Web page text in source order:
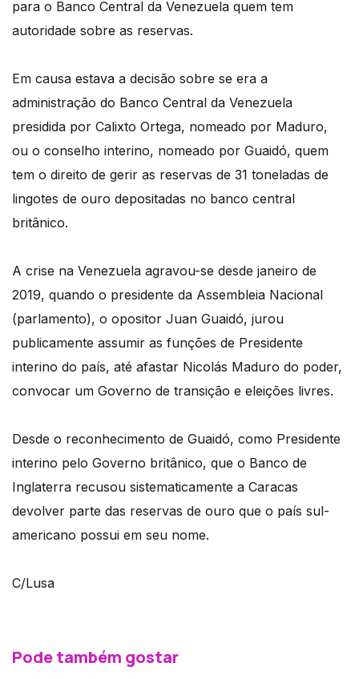
para o Banco Central da Venezuela quem tem
autoridade sobre as reservas.
Em causa estava a decisão sobre se era a
administração do Banco Central da Venezuela
presidida por Calixto Ortega, nomeado por Maduro,
ou o conselho interino, nomeado por Guaidó, quem
tem o direito de gerir as reservas de 31 toneladas de
lingotes de ouro depositadas no banco central
britânico.
A crise na Venezuela agravou-se desde janeiro de
2019, quando o presidente da Assembleia Nacional
(parlamento), o opositor Juan Guaidó, jurou
publicamente assumir as funções de Presidente
interino do país, até afastar Nicolás Maduro do poder,
convocar um Governo de transição e eleições livres.
Desde o reconhecimento de Guaidó, como Presidente
interino pelo Governo britânico, que o Banco de
Inglaterra recusou sistematicamente a Caracas
devolver parte das reservas de ouro que o país sul-
americano possui em seu nome.
C/Lusa
Pode também gostar